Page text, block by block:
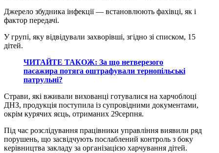
Джерело збудника інфекції — встановлюють фахівці, як і
фактор передачі.
У групі, яку відвідували захворівші, згідно зі списком, 15
дітей.
ЧИТАЙТЕ ТАКОЖ: За що нетверезого
пасажира потяга оштрафували тернопільські
патрульні?
Страви, які вживали вихованці готувалися на харчоблоці
ДНЗ, продукція поступила із супровідними документами,
окрім курячих яєць, отриманих 29серпня.
Під час розслідування працівники управління виявили ряд
порушень, що засвідчують послаблений контроль з боку
керівництва закладу за організацією харчування дітей.